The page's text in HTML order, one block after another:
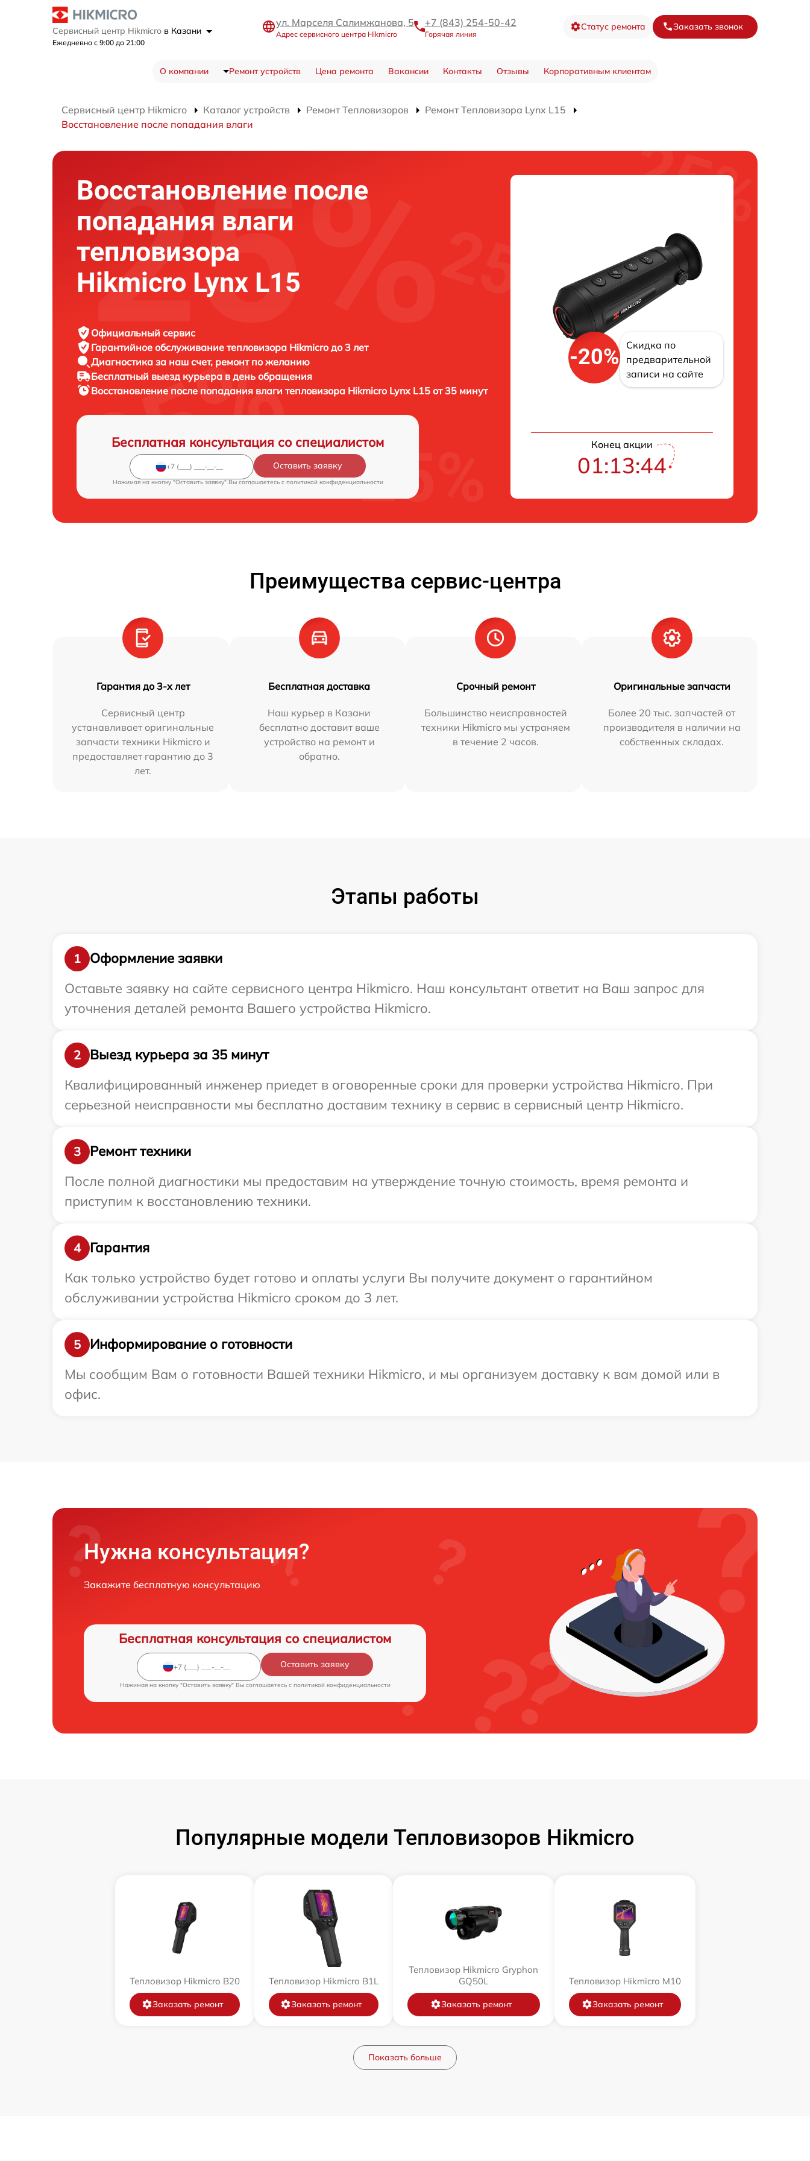
Сервисный центр Hikmicro в Казани
Ежедневно с 9:00 до 21:00
ул. Марселя Салимжанова, 5
Адрес сервисного центра Hikmicro
+7 (843) 254-50-42
Горячая линия
Статус ремонта Заказать звонок
О компании Ремонт устройств Цена ремонта Вакансии Контакты Отзывы Корпоративным клиентам
Сервисный центр Hikmicro Каталог устройств Ремонт Тепловизоров
Ремонт Тепловизора Lynx L15
Восстановление после попадания влаги
Восстановление после
попадания влаги
тепловизора
Hikmicro Lynx L15
Официальный сервис
Гарантийное обслуживание тепловизора Hikmicro до 3 лет
Диагностика за наш счет, ремонт по желанию
Бесплатный выезд курьера в день обращения
Восстановление после попадания влаги тепловизора Hikmicro Lynx L15 от 35 минут
Бесплатная консультация со специалистом
Оставить заявку
Нажимая на кнопку "Оставить заявку" Вы соглашаетесь c политикой конфиденциальности
-20%
Скидка по
предварительной
записи на сайте
Конец акции
01:13:43
Преимущества сервис-центра
Гарантия до 3-х лет
Сервисный центр
устанавливает оригинальные
запчасти техники Hikmicro и
предоставляет гарантию до 3
лет.
Бесплатная доставка
Наш курьер в Казани
бесплатно доставит ваше
устройство на ремонт и
обратно.
Срочный ремонт
Большинство неисправностей
техники Hikmicro мы устраняем
в течение 2 часов.
Оригинальные запчасти
Более 20 тыс. запчастей от
производителя в наличии на
собственных складах.
Этапы работы
1
Оформление заявки
Оставьте заявку на сайте сервисного центра Hikmicro. Наш консультант ответит на Ваш запрос для
уточнения деталей ремонта Вашего устройства Hikmicro.
2
Выезд курьера за 35 минут
Квалифицированный инженер приедет в оговоренные сроки для проверки устройства Hikmicro. При
серьезной неисправности мы бесплатно доставим технику в сервис в сервисный центр Hikmicro.
3
Ремонт техники
После полной диагностики мы предоставим на утверждение точную стоимость, время ремонта и
приступим к восстановлению техники.
4
Гарантия
Как только устройство будет готово и оплаты услуги Вы получите документ о гарантийном
обслуживании устройства Hikmicro сроком до 3 лет.
5
Информирование о готовности
Мы сообщим Вам о готовности Вашей техники Hikmicro, и мы организуем доставку к вам домой или в
офис.
Нужна консультация?
Закажите бесплатную консультацию
Бесплатная консультация со специалистом
Оставить заявку
Нажимая на кнопку "Оставить заявку" Вы соглашаетесь c политикой конфиденциальности
Популярные модели Тепловизоров Hikmicro
Тепловизор Hikmicro B20
Заказать ремонт
Тепловизор Hikmicro B1L
Заказать ремонт
Тепловизор Hikmicro Gryphon
GQ50L
Заказать ремонт
Тепловизор Hikmicro M10
Заказать ремонт
Показать больше